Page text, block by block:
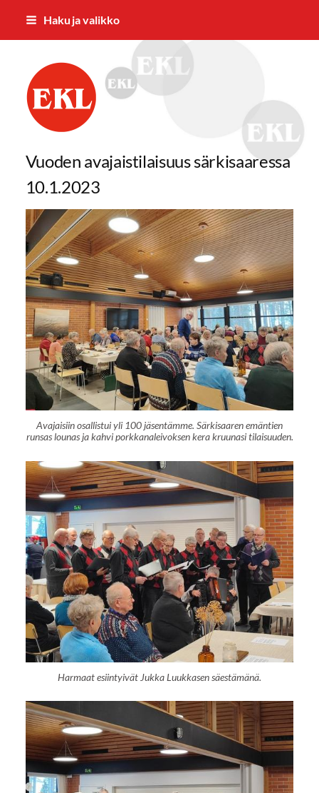
Siirry
Haku ja valikko
Jämsän Eläkkeensaajat ry.
Vuoden avajaistilaisuus särkisaaressa
10.1.2023
Avajaisiin osallistui yli 100 jäsentämme. Särkisaaren emäntien
runsas lounas ja kahvi porkkanaleivoksen kera kruunasi tilaisuuden.
Harmaat esiintyivät Jukka Luukkasen säestämänä.